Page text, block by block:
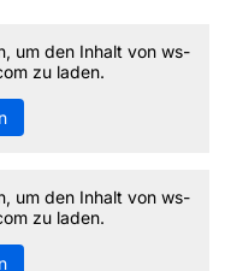
um den Inhalt von ws-
zu laden.
um den Inhalt von ws-
zu laden.